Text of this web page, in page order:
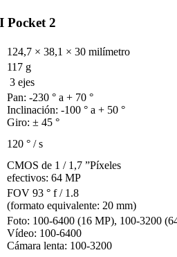
Pocket 2
124,7 × 38,1 × 30 milímetro
117 g
3 ejes
Pan: -230 ° a + 70 °
Inclinación: -100 ° a + 50 °
Giro: ± 45 °
120 ° / s
CMOS de 1 / 1,7 ”Píxeles
efectivos: 64 MP
FOV 93 ° f / 1.8
(formato equivalente: 20 mm)
Foto: 100-6400 (16 MP), 100-3200
Vídeo: 100-6400
Cámara lenta: 100-3200